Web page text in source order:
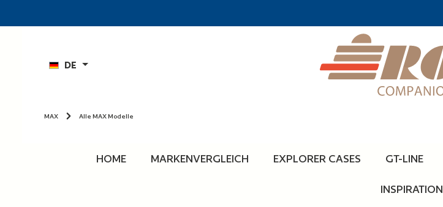
DE
MAX Alle MAX Modelle
HOME MARKENVERGLEICH EXPLORER CASES GT-LINE
INSPIRATION